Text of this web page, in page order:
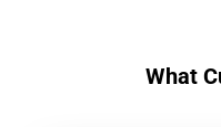
What